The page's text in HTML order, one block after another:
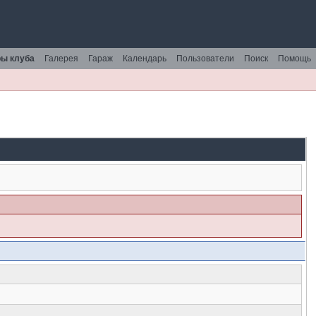
Помощь
Поиск
Пользователи
Календарь
Гараж
Галерея
клуба